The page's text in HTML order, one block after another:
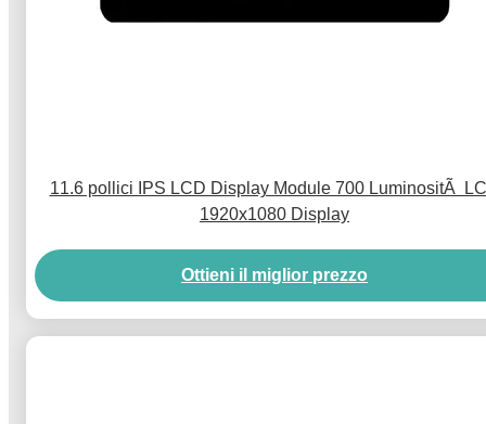
11.6 pollici IPS LCD Display Module 700 LuminositÃ
1920x1080 Display
Ottieni il miglior prezzo